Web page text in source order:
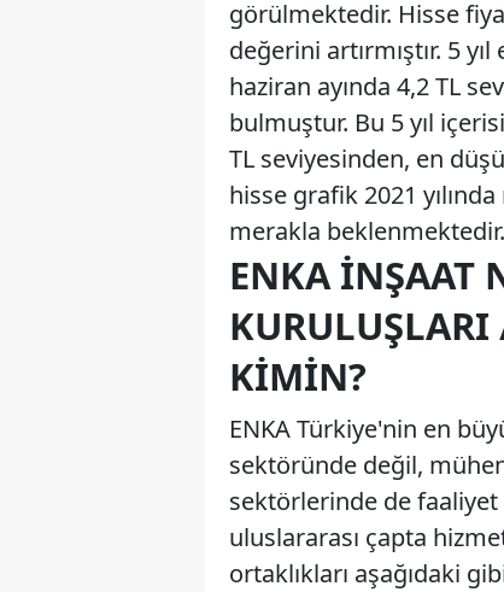
görülmektedir. Hisse
değerini artırmıştır. 5
haziran ayında 4,2 TL
bulmuştur. Bu 5 yıl
TL seviyesinden, en
hisse grafik 2021
merakla beklenmektedir.
ENKA İNŞAAT
KIMIN?
ENKA Türkiye'nin en
sektöründe değil,
sektörlerinde de
uluslararası çapta
ortaklıkları aşağıdaki